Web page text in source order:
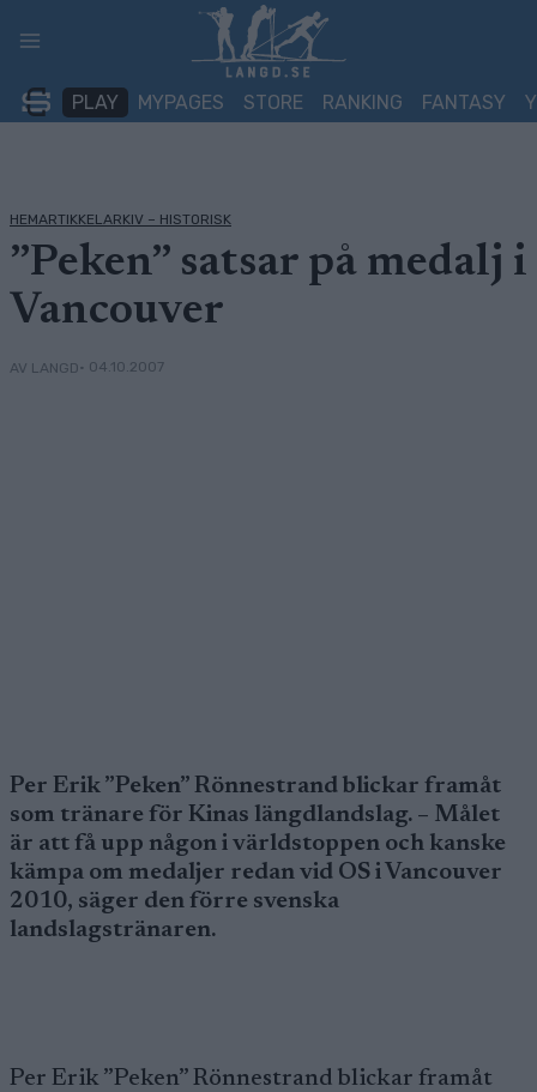
PLAY MYPAGES STORE RANKING FANTASY
HEMARTIKKELARKIV – HISTORISK
”Peken” satsar på medalj i
Vancouver
AV LANGD• 04.10.2007
Per Erik ”Peken” Rönnestrand blickar framåt
som tränare för Kinas längdlandslag. – Målet
är att få upp någon i världstoppen och kanske
kämpa om medaljer redan vid OS i Vancouver
2010, säger den förre svenska
landslagstränaren.
Per Erik ”Peken” Rönnestrand blickar framåt